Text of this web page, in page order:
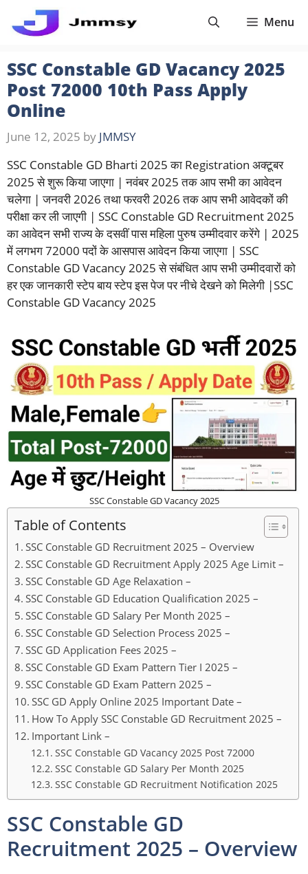
Menu
SSC Constable GD Vacancy 2025
Post 72000 10th Pass Apply
Online
June 12, 2025 by JMMSY
SSC Constable GD Bharti 2025 का Registration अक्टूबर
2025 से शुरू किया जाएगा | नवंबर 2025 तक आप सभी का आवेदन
चलेगा | जनवरी 2026 तथा फरवरी 2026 तक आप सभी आवेदकों की
परीक्षा कर ली जाएगी | SSC Constable GD Recruitment 2025
का आवेदन सभी राज्य के दसवीं पास महिला पुरुष उम्मीदवार करेंगे | 2025
में लगभग 72000 पदों के आसपास आवेदन किया जाएगा | SSC
Constable GD Vacancy 2025 से संबंधित आप सभी उम्मीदवारों को
हर एक जानकारी स्टेप बाय स्टेप इस पेज पर नीचे देखने को मिलेगी |SSC
Constable GD Vacancy 2025
SSC Constable GD Vacancy 2025
Table of Contents
SSC Constable GD Recruitment 2025 – Overview
SSC Constable GD Recruitment Apply 2025 Age Limit –
SSC Constable GD Age Relaxation –
SSC Constable GD Education Qualification 2025 –
SSC Constable GD Salary Per Month 2025 –
SSC Constable GD Selection Process 2025 –
SSC GD Application Fees 2025 –
SSC Constable GD Exam Pattern Tier I 2025 –
SSC Constable GD Exam Pattern 2025 –
SSC GD Apply Online 2025 Important Date –
How To Apply SSC Constable GD Recruitment 2025 –
Important Link –
SSC Constable GD Vacancy 2025 Post 72000
SSC Constable GD Salary Per Month 2025
SSC Constable GD Recruitment Notification 2025
SSC Constable GD
Recruitment 2025 – Overview